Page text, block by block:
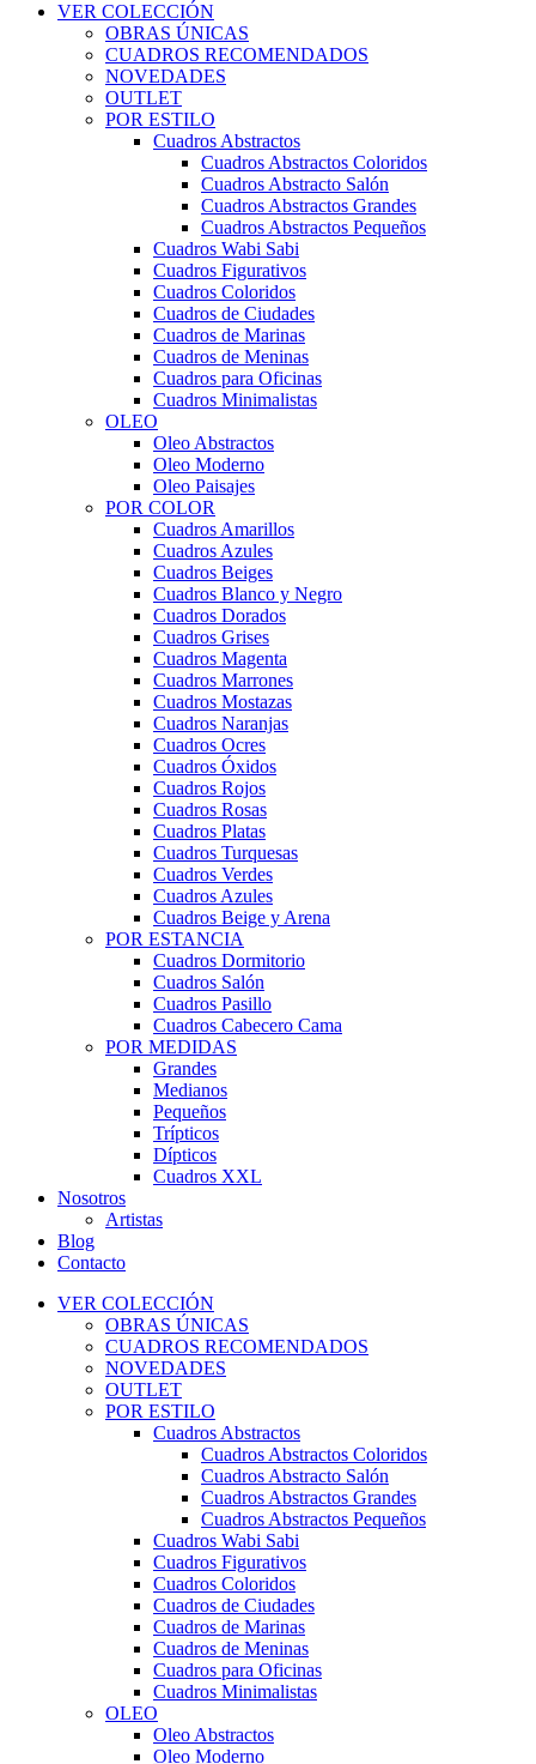
VER COLECCIÓN
OBRAS ÚNICAS
CUADROS RECOMENDADOS
NOVEDADES
OUTLET
POR ESTILO
Cuadros Abstractos
Cuadros Abstractos Coloridos
Cuadros Abstracto Salón
Cuadros Abstractos Grandes
Cuadros Abstractos Pequeños
Cuadros Wabi Sabi
Cuadros Figurativos
Cuadros Coloridos
Cuadros de Ciudades
Cuadros de Marinas
Cuadros de Meninas
Cuadros para Oficinas
Cuadros Minimalistas
OLEO
Oleo Abstractos
Oleo Moderno
Oleo Paisajes
POR COLOR
Cuadros Amarillos
Cuadros Azules
Cuadros Beiges
Cuadros Blanco y Negro
Cuadros Dorados
Cuadros Grises
Cuadros Magenta
Cuadros Marrones
Cuadros Mostazas
Cuadros Naranjas
Cuadros Ocres
Cuadros Óxidos
Cuadros Rojos
Cuadros Rosas
Cuadros Platas
Cuadros Turquesas
Cuadros Verdes
Cuadros Azules
Cuadros Beige y Arena
POR ESTANCIA
Cuadros Dormitorio
Cuadros Salón
Cuadros Pasillo
Cuadros Cabecero Cama
POR MEDIDAS
Grandes
Medianos
Pequeños
Trípticos
Dípticos
Cuadros XXL
Nosotros
Artistas
Blog
Contacto
VER COLECCIÓN
OBRAS ÚNICAS
CUADROS RECOMENDADOS
NOVEDADES
OUTLET
POR ESTILO
Cuadros Abstractos
Cuadros Abstractos Coloridos
Cuadros Abstracto Salón
Cuadros Abstractos Grandes
Cuadros Abstractos Pequeños
Cuadros Wabi Sabi
Cuadros Figurativos
Cuadros Coloridos
Cuadros de Ciudades
Cuadros de Marinas
Cuadros de Meninas
Cuadros para Oficinas
Cuadros Minimalistas
OLEO
Oleo Abstractos
Oleo Moderno